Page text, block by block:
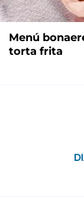
Menú
torta frita